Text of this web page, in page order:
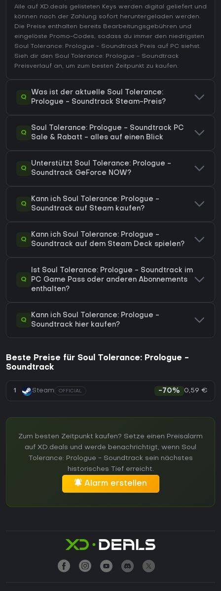
Alle auf XD.deals gelisteten Keys werden digital geliefert und
können nach der Zahlung sofort heruntergeladen werden.
Die Preise enthalten bereits Bearbeitungsgebühren und
eingelöste Promo-Codes, sodass du immer den niedrigsten
Soul Tolerance: Prologue - Soundtrack Preis auf PC siehst.
Sieh dir den Soul Tolerance: Prologue - Soundtrack
Preisverlauf an, um zum besten Zeitpunkt zu kaufen.
Q
Was ist der aktuelle Soul Tolerance:
Prologue - Soundtrack Steam-Preis?
Q
Soul Tolerance: Prologue - Soundtrack PC
Sale & Rabatt - alles auf einen Blick
Q
Unterstützt Soul Tolerance: Prologue -
Soundtrack GeForce NOW?
Q
Kann ich Soul Tolerance: Prologue -
Soundtrack auf Steam kaufen?
Q
Kann ich Soul Tolerance: Prologue -
Soundtrack auf dem Steam Deck spielen?
Q
Ist Soul Tolerance: Prologue - Soundtrack im
PC Game Pass oder anderen Abonnements
enthalten?
Q
Kann ich Soul Tolerance: Prologue -
Soundtrack hier kaufen?
Beste Preise für Soul Tolerance: Prologue -
Soundtrack
1 Steam OFFICIAL -70% 0,59 €
Zum besten Zeitpunkt kaufen? Setze einen Preisalarm
auf XD.deals und werde benachrichtigt, wenn Soul
Tolerance: Prologue - Soundtrack sein nächstes
historisches Tief erreicht.
Alarm erstellen